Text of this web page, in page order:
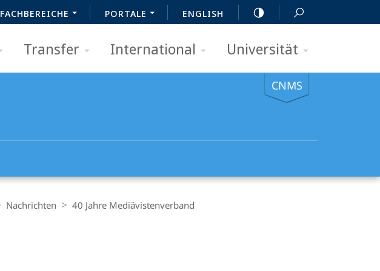
FACHBEREICHE PORTALE ENGLISH
Transfer International Universität
CNMS
Nachrichten 40 Jahre Mediävistenverband